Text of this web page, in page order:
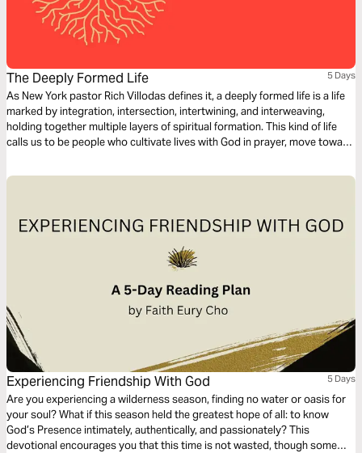
The Deeply Formed Life 5 Days
As New York pastor Rich Villodas defines it, a deeply formed life is a life
marked by integration, intersection, intertwining, and interweaving,
holding together multiple layers of spiritual formation. This kind of life
calls us to be people who cultivate lives with God in prayer, move toward
bodies and sexuality as gifts to steward.
Experiencing Friendship With God 5 Days
Are you experiencing a wilderness season, finding no water or oasis for
your soul? What if this season held the greatest hope of all: to know
God’s Presence intimately, authentically, and passionately? This
devotional encourages you that this time is not wasted, though some